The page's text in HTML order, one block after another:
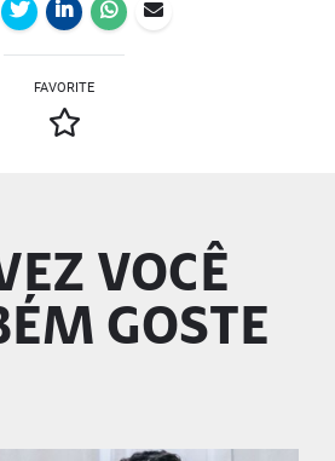
FAVORITE
VOCÊ
GOSTE